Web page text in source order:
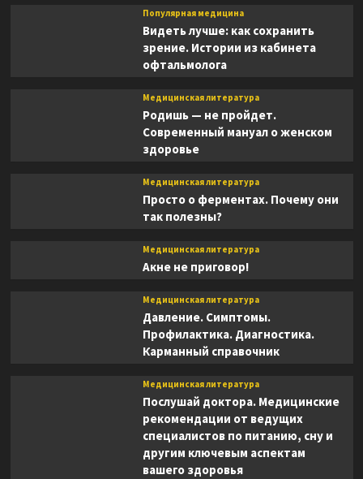
Популярная медицина
Видеть лучше: как сохранить
зрение. Истории из кабинета
офтальмолога
Медицинская литература
Родишь — не пройдет.
Современный мануал о женском
здоровье
Медицинская литература
Просто о ферментах. Почему они
так полезны?
Медицинская литература
Акне не приговор!
Медицинская литература
Давление. Симптомы.
Профилактика. Диагностика.
Карманный справочник
Медицинская литература
Послушай доктора. Медицинские
рекомендации от ведущих
специалистов по питанию, сну и
другим ключевым аспектам
вашего здоровья